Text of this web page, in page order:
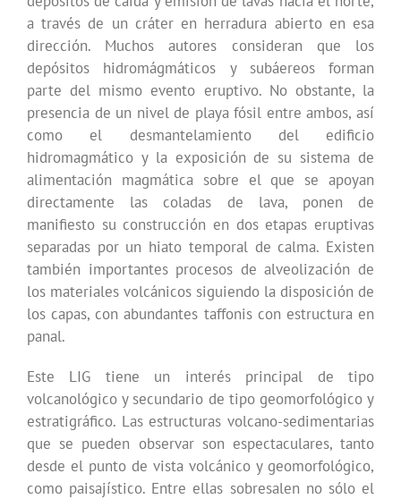
a través de un cráter en herradura abierto en esa
dirección. Muchos autores consideran que los
depósitos hidromágmáticos y subáereos forman
parte del mismo evento eruptivo. No obstante, la
presencia de un nivel de playa fósil entre ambos, así
como el desmantelamiento del edificio
hidromagmático y la exposición de su sistema de
alimentación magmática sobre el que se apoyan
directamente las coladas de lava, ponen de
manifiesto su construcción en dos etapas eruptivas
separadas por un hiato temporal de calma. Existen
también importantes procesos de alveolización de
los materiales volcánicos siguiendo la disposición de
los capas, con abundantes taffonis con estructura en
panal.
Este LIG tiene un interés principal de tipo
volcanológico y secundario de tipo geomorfológico y
estratigráfico. Las estructuras volcano-sedimentarias
que se pueden observar son espectaculares, tanto
desde el punto de vista volcánico y geomorfológico,
como paisajístico. Entre ellas sobresalen no sólo el